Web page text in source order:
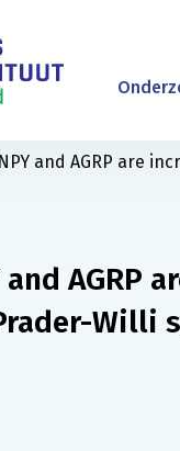
and AGRP are
AGRP
Willi